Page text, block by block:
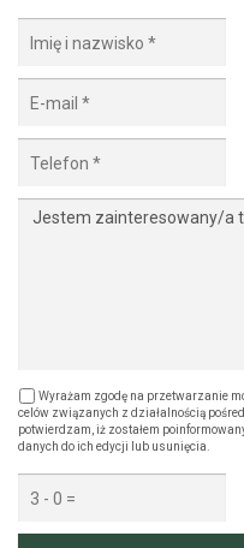
Wyrażam zgodę na przetwarzanie
celów związanych z działalnością
potwierdzam, iż zostałem
danych do ich edycji lub usunięcia.